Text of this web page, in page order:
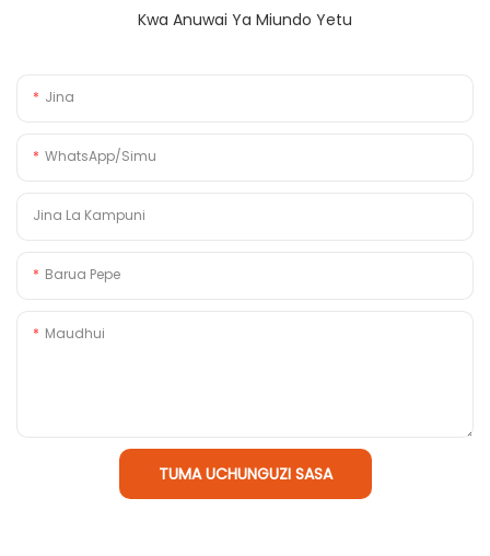
Kwa Anuwai Ya Miundo Yetu
Jina
WhatsApp/Simu
Jina La Kampuni
Barua Pepe
Maudhui
TUMA UCHUNGUZI SASA